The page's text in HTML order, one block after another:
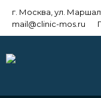
г. Москва, ул.
mail@clinic-mos.ru